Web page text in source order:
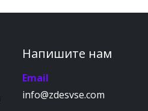
Напишите нам
Email
info@zdesvse.com